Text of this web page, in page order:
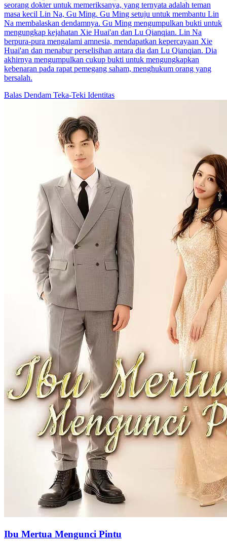
Balas Dendam Pacar yang Terpuruk
73 Episodes
Pacarnya yang tidak setia, Xie Huai'an, berselingkuh dengan Lu
Qianqian. Bersama-sama, mereka merencanakan untuk membunuh
orang tua Lin Na dan mengunci Lin Na di sebuah ruangan,
terbangun dan mengetahui kebenaran melalui percakapan antara Xie
diam-diam mencari cara untuk menghubungi dunia luar, tetapi Xie
Huai'an mengganggu usahanya. Dia berhasil menciptakan
kekacauan dengan memanipulasi sakelar listrik, yang
memungkinkannya untuk melarikan diri kembali ke kamarnya.
Karena curiga Lin Na telah terbangun, Xie Huai'an mengirim
seorang dokter untuk memeriksanya, yang ternyata adalah teman
masa kecil Lin Na, Gu Ming. Gu Ming setuju untuk membantu Lin
Na membalaskan dendamnya. Gu Ming mengumpulkan bukti untuk
mengungkap kejahatan Xie Huai'an dan Lu Qianqian. Lin Na
berpura-pura mengalami amnesia, mendapatkan kepercayaan Xie
Huai'an dan menabur perselisihan antara dia dan Lu Qianqian. Dia
akhirnya mengumpulkan cukup bukti untuk mengungkapkan
kebenaran pada rapat pemegang saham, menghukum orang yang
Balas DendamTeka-Teki Identitas